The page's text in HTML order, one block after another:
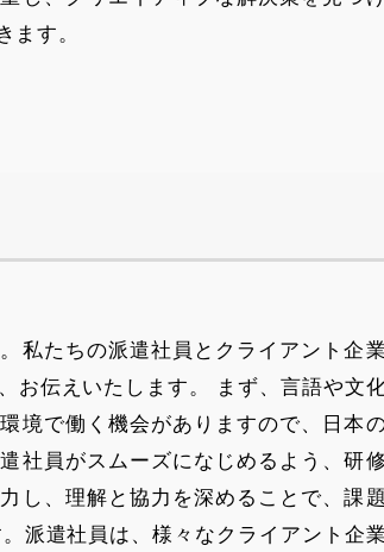
す。
私たちの派遣社員とクライアント企
お伝えいたします。 まず、言語や文
境で働く機会がありますので、日本
社員がスムーズになじめるよう、研
し、理解と協力を深めることで、課
派遣社員は、様々なクライアント企